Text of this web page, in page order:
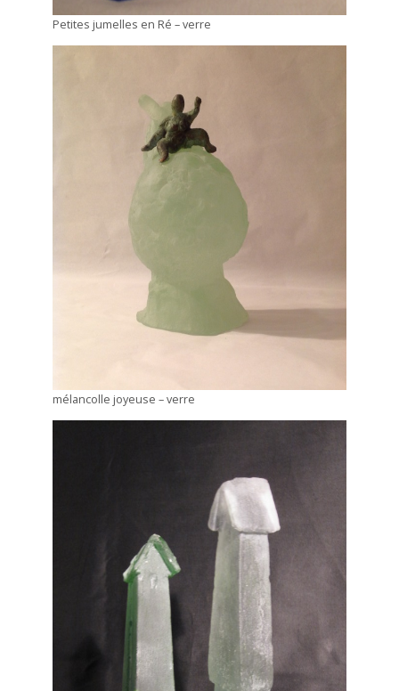
Petites jumelles en Ré – verre
mélancolle joyeuse – verre